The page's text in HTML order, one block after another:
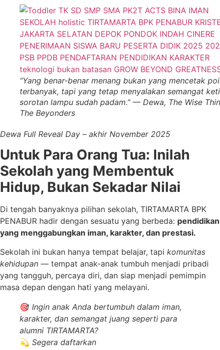
“Yang benar-benar menang bukan yang mencetak
terbanyak, tapi yang tetap menyalakan semangat
sorotan lampu sudah padam.” — Dewa, The Wise
The Beyonders
Dewa Full Reveal Day – akhir November 2025
Untuk Para Orang Tua: Inilah
Sekolah yang Membentuk
Hidup, Bukan Sekadar Nilai
Di tengah banyaknya pilihan sekolah, TIRTAMARTA BPK
PENABUR hadir dengan sesuatu yang berbeda: pendidikan
yang menggabungkan iman, karakter, dan prestasi.
Sekolah ini bukan hanya tempat belajar, tapi komunitas
kehidupan — tempat anak-anak tumbuh menjadi pribadi
yang tangguh, percaya diri, dan siap menjadi pemimpin
masa depan dengan hati yang melayani.
🎯 Ingin anak Anda bertumbuh dalam iman,
karakter, dan semangat juang seperti para
alumni TIRTAMARTA?
💫 Segera daftarkan